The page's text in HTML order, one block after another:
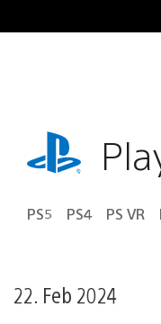
Inhalt
playstation.com
PS5 PS4 PS VR
22. Feb 2024